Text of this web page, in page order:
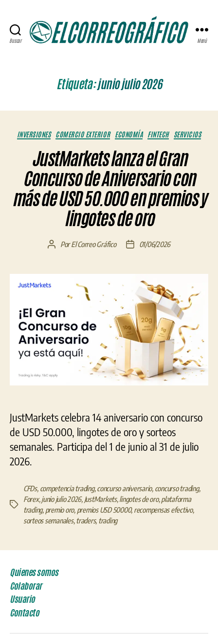
Buscar Menú
Etiqueta:junio julio 2026
Categorías
INVERSIONES COMERCIO EXTERIOR ECONOMÍA FINTECH SERVICIOS
JustMarkets lanza el Gran
Concurso de Aniversario con
más de USD 50.000 en premios y
lingotes de oro
Autor
entrada
PorEl Correo Gráfico
Fecha
entrada
01/06/2026
JustMarkets celebra 14 aniversario con concurso
de USD 50.000, lingotes de oro y sorteos
semanales. Participa del 1 de junio al 31 de julio
2026.
Etiquetas
CFDs, competencia trading,concurso aniversario, concurso trading,
Forex,junio julio 2026, JustMarkets,lingotes de oro,plataforma
trading, premio oro, premios USD 50000, recompensas efectivo,
sorteos semanales,traders, trading
Quienes somos
Colaborar
Usuario
Contacto